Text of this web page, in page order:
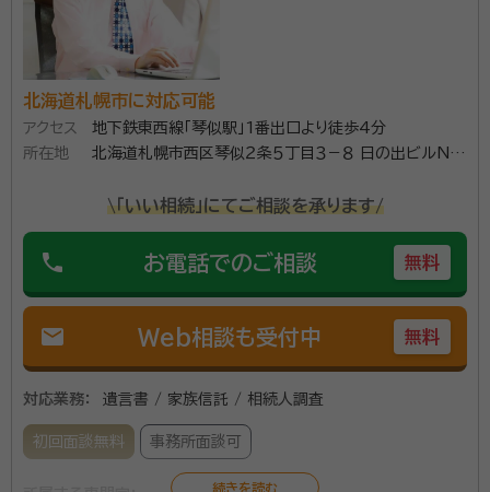
北海道札幌市に対応可能
アクセス
地下鉄東西線「琴似駅」1番出口より徒歩4分
所在地
北海道札幌市西区琴似２条５丁目３－８ 日の出ビルN
\「いい相続」にてご相談を承ります/
phone お電話でのご相談 無料
mail Web相談も受付中 無料
対応業務： 遺言書 / 家族信託 / 相続人調査
初回面談無料 事務所面談可